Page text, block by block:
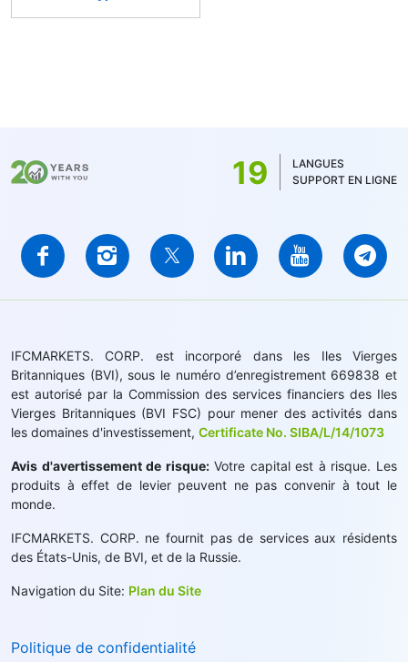
19
LANGUES
SUPPORT EN LIGNE
IFCMARKETS. CORP. est incorporé dans les Iles Vierges
Britanniques (BVI), sous le numéro d’enregistrement 669838 et
est autorisé par la Commission des services financiers des Iles
Vierges Britanniques (BVI FSC) pour mener des activités dans
les domaines d'investissement, Certificate No. SIBA/L/14/1073
Avis d'avertissement de risque:Votre capital est à risque. Les
produits à effet de levier peuvent ne pas convenir à tout le
monde.
IFCMARKETS. CORP. ne fournit pas de services aux résidents
des États-Unis, de BVI, et de la Russie.
Navigation du Site: Plan du Site
Politique de confidentialité